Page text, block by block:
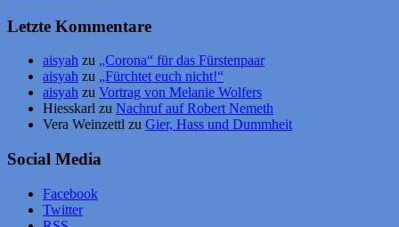
Letzte Kommentare
aisyah zu „Corona“ für das Fürstenpaar
aisyah zu „Fürchtet euch nicht!“
aisyah zu Vortrag von Melanie Wolfers
Hiesskarl zu Nachruf auf Robert Nemeth
Vera Weinzettl zu Gier, Hass und Dummheit
Social Media
Facebook
Twitter